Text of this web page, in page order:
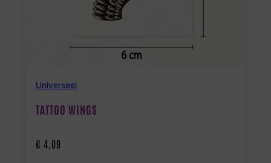
Universeel
TATTOO WINGS
€ 4,09